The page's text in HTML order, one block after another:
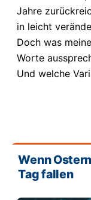
Jahre
in leicht
Doch was
Worte
Und welche
Wenn
Tag fallen